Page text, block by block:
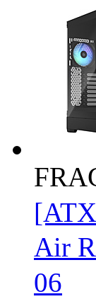
Air
06